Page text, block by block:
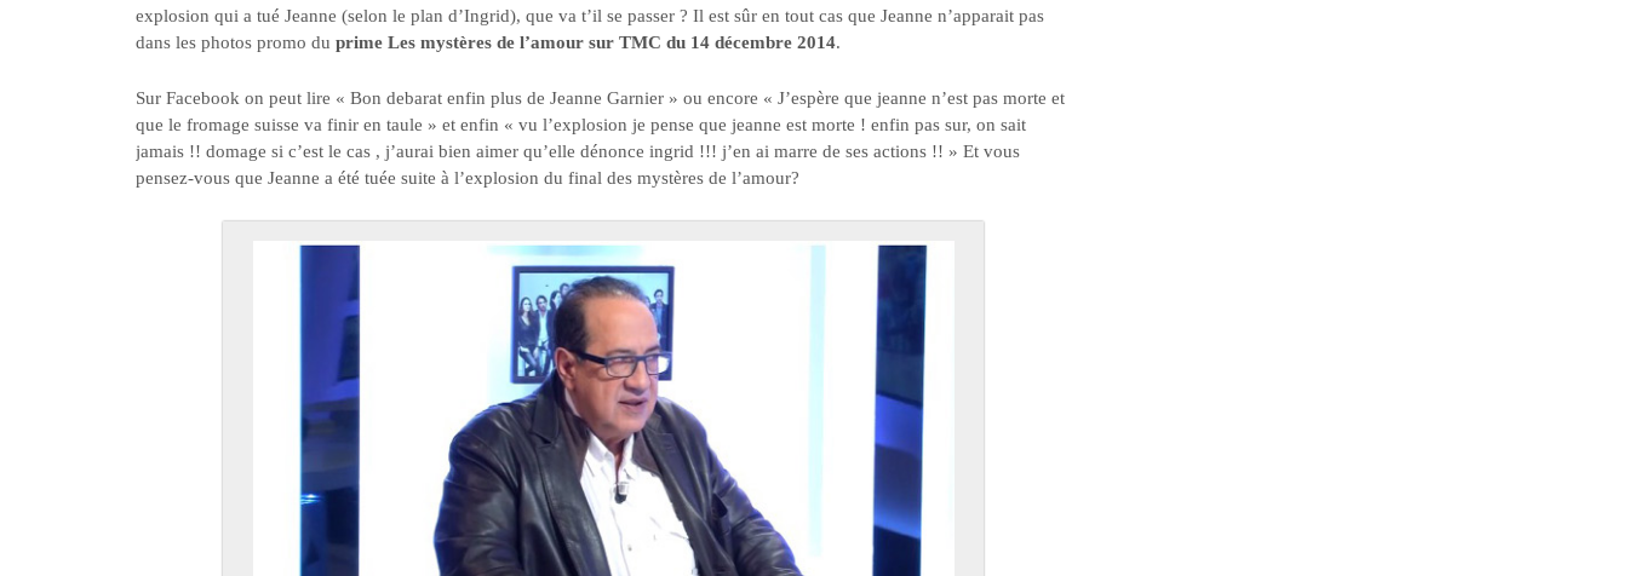
explosion qui a tué Jeanne (selon le plan d’Ingrid), que va t’il se passer ? Il est sûr en tout cas que Jeanne n’apparait pas
dans les photos promo du prime Les mystères de l’amour sur TMC du 14 décembre 2014.
Sur Facebook on peut lire « Bon debarat enfin plus de Jeanne Garnier » ou encore « J’espère que jeanne n’est pas morte et
que le fromage suisse va finir en taule » et enfin « vu l’explosion je pense que jeanne est morte ! enfin pas sur, on sait
jamais !! domage si c’est le cas , j’aurai bien aimer qu’elle dénonce ingrid !!! j’en ai marre de ses actions !! » Et vous
pensez-vous que Jeanne a été tuée suite à l’explosion du final des mystères de l’amour?